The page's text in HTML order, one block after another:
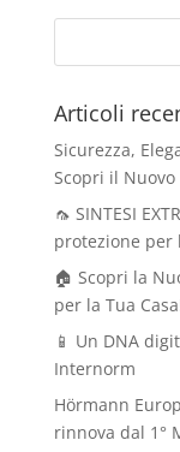
Articoli
Sicurezza,
Scopri il
🦟 SINTESI
protezione per
🏠 Scopri la
per la Tua
📱 Un DNA
Internorm
Hörmann
rinnova dal 1°